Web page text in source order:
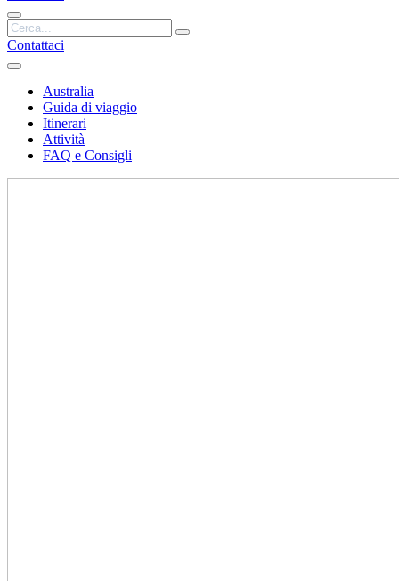
Contattaci
Australia
Guida di viaggio
Itinerari
Attività
FAQ e Consigli